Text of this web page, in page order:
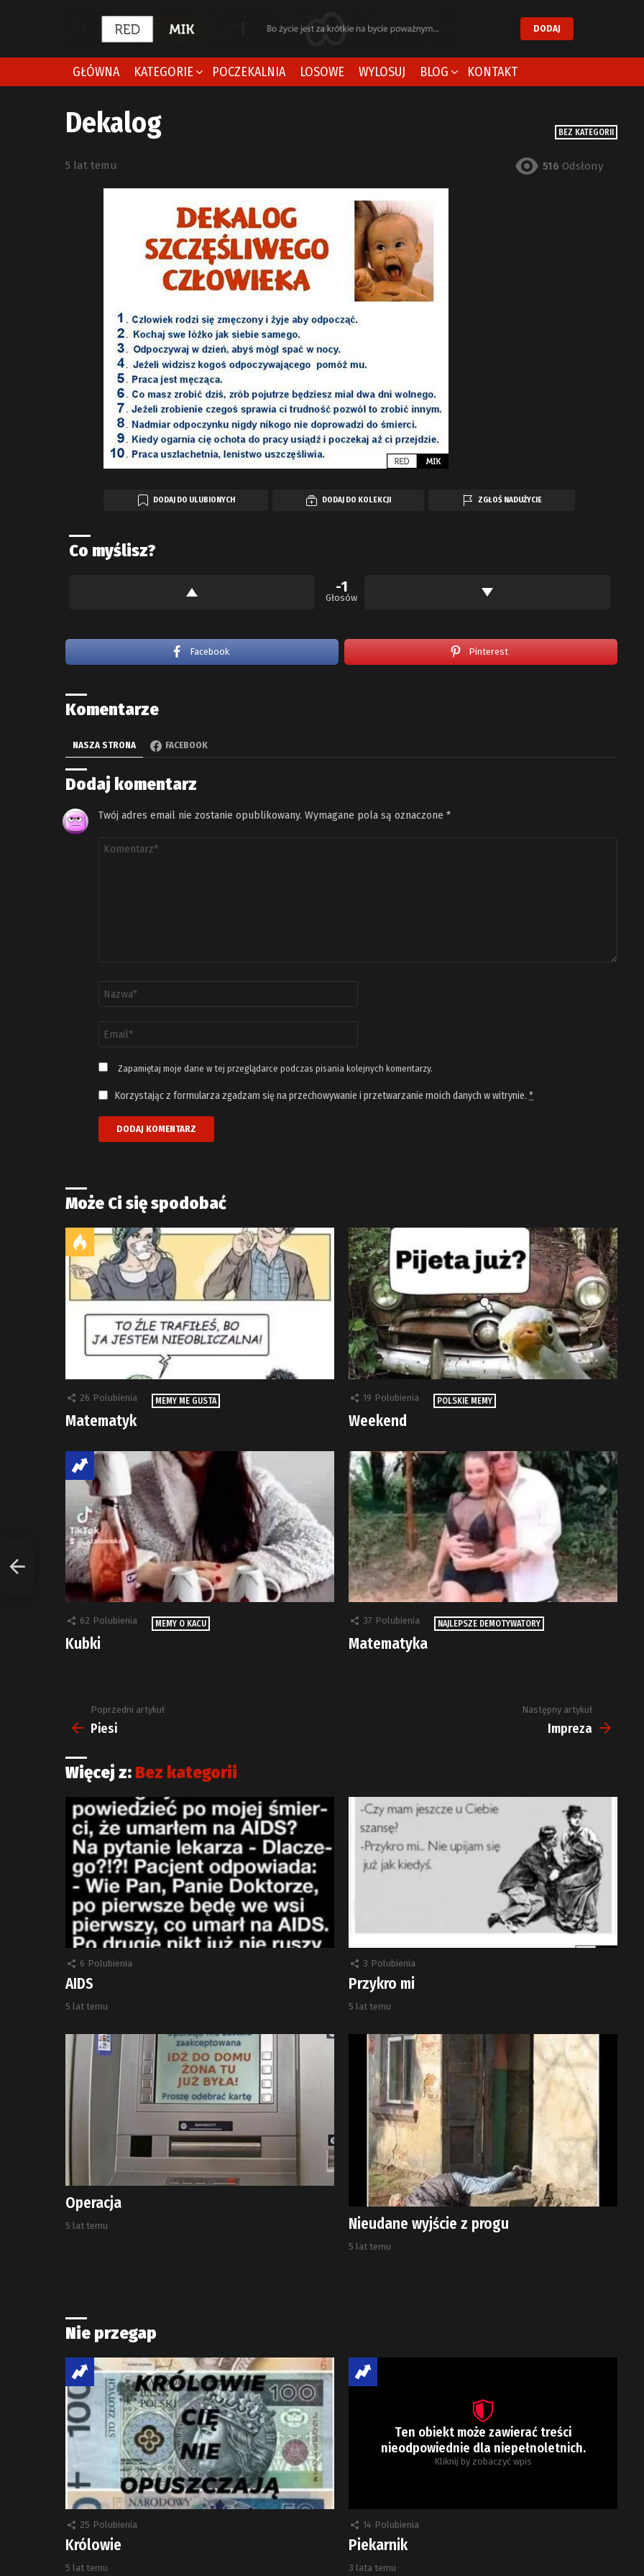
DODAJ
GŁÓWNA KATEGORIE POCZEKALNIA LOSOWE WYLOSUJ BLOG KONTAKT
BEZ KATEGORII
Dekalog
5 lat temu 516 Odsłony
DODAJ DO ULUBIONYCH DODAJ DO KOLEKCJI ZGŁOŚ NADUŻYCIE
Co myślisz?
-1
Głosów
Facebook Pinterest
Komentarze
NASZA STRONA FACEBOOK
Dodaj komentarz
Twój adres email nie zostanie opublikowany. Wymagane pola są oznaczone *
Komentarz
email
*
Zapamiętaj moje dane w tej przeglądarce podczas pisania kolejnych komentarzy.
Korzystając z formularza zgadzam się na przechowywanie i przetwarzanie moich danych w witrynie. *
Może Ci się spodobać
26 Polubienia MEMY ME GUSTA
Matematyk
19 Polubienia POLSKIE MEMY
Weekend
62 Polubienia MEMY O KACU
Kubki
37 Polubienia NAJLEPSZE DEMOTYWATORY
Matematyka
Zobacz
więcej
Poprzedni artykuł
Piesi
Następny artykuł
Impreza
Więcej z: Bez kategorii
6 Polubienia
AIDS
5 lat temu
3 Polubienia
Przykro mi
5 lat temu
Operacja
5 lat temu Nieudane wyjście z progu
5 lat temu
Nie przegap
25 Polubienia
Królowie
5 lat temu
Ten obiekt może zawierać treści
nieodpowiednie dla niepełnoletnich.
Kliknij by zobaczyć wpis
14 Polubienia
Piekarnik
3 lata temu